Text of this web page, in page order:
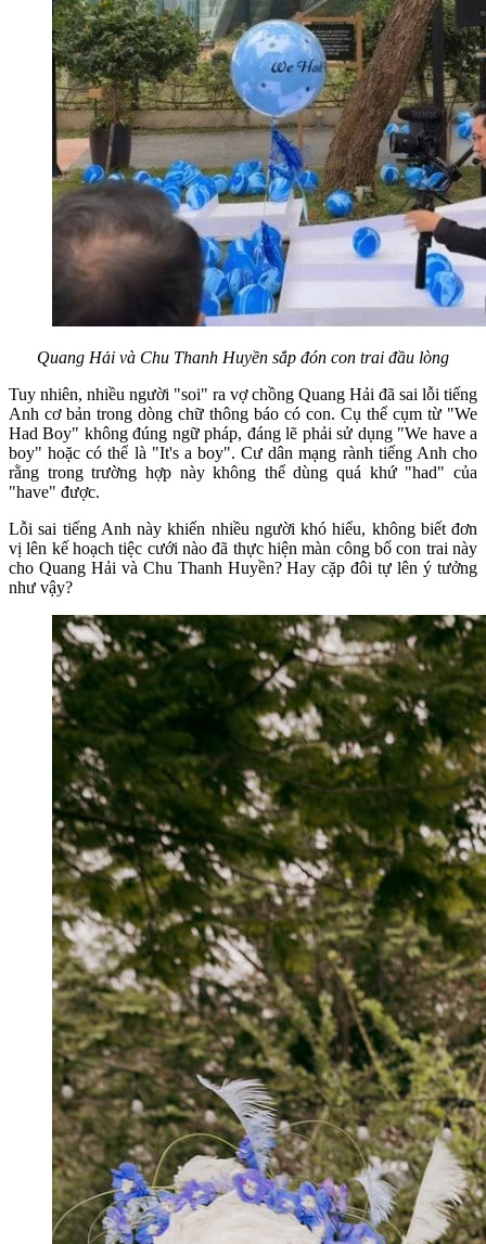
Quang Hải và Chu Thanh Huyền sắp đón con trai đầu lòng
Tuy nhiên, nhiều người "soi" ra vợ chồng Quang Hải đã sai lỗi tiếng
Anh cơ bản trong dòng chữ thông báo có con. Cụ thể cụm từ "We
Had Boy" không đúng ngữ pháp, đáng lẽ phải sử dụng "We have a
boy" hoặc có thể là "It's a boy". Cư dân mạng rành tiếng Anh cho
rằng trong trường hợp này không thể dùng quá khứ "had" của
"have" được.
Lỗi sai tiếng Anh này khiến nhiều người khó hiểu, không biết đơn
vị lên kế hoạch tiệc cưới nào đã thực hiện màn công bố con trai này
cho Quang Hải và Chu Thanh Huyền? Hay cặp đôi tự lên ý tưởng
như vậy?